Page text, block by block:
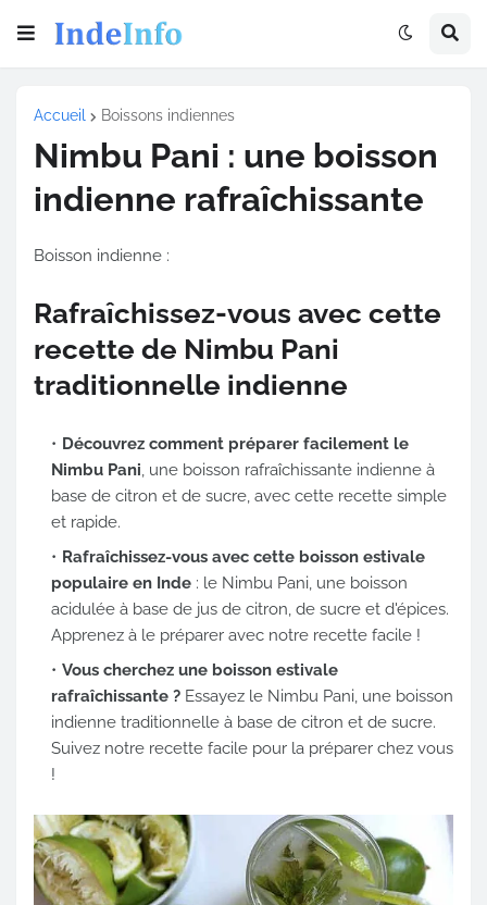
Accueil Boissons indiennes
Nimbu Pani : une boisson
indienne rafraîchissante
Boisson indienne :
Rafraîchissez-vous avec cette
recette de Nimbu Pani
traditionnelle indienne
Découvrez comment préparer facilement le
Nimbu Pani, une boisson rafraîchissante indienne à
base de citron et de sucre, avec cette recette simple
et rapide.
Rafraîchissez-vous avec cette boisson estivale
populaire en Inde : le Nimbu Pani, une boisson
acidulée à base de jus de citron, de sucre et d'épices.
Apprenez à le préparer avec notre recette facile !
Vous cherchez une boisson estivale
rafraîchissante ? Essayez le Nimbu Pani, une boisson
indienne traditionnelle à base de citron et de sucre.
Suivez notre recette facile pour la préparer chez vous
!